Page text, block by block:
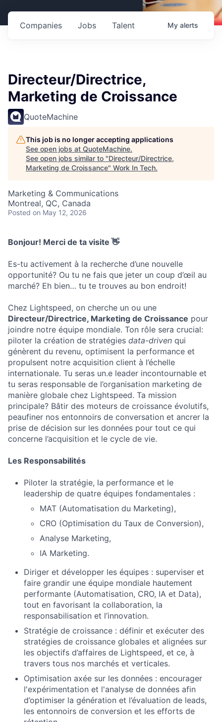
Jobs
Companies Talent My alerts
Directeur/Directrice,
Marketing de Croissance
QuoteMachine
This job is no longer accepting applications
See open jobs at QuoteMachine.
See open jobs similar to "Directeur/Directrice,
Marketing de Croissance" Work In Tech.
Marketing & Communications
Montreal, QC, Canada
Posted on May 12, 2026
Bonjour! Merci de ta visite 👋
Es-tu activement à la recherche d’une nouvelle
opportunité? Ou tu ne fais que jeter un coup d’œil au
marché? Eh bien… tu te trouves au bon endroit!
Chez Lightspeed, on cherche un ou une
Directeur/Directrice, Marketing de Croissance pour
joindre notre équipe mondiale. Ton rôle sera crucial:
piloter la création de stratégies data-driven qui
génèrent du revenu, optimisent la performance et
propulsent notre acquisition client à l’échelle
internationale. Tu seras un.e leader incontournable et
tu seras responsable de l’organisation marketing de
manière globale chez Lightspeed. Ta mission
principale? Bâtir des moteurs de croissance évolutifs,
peaufiner nos entonnoirs de conversation et ancrer la
prise de décision sur les données pour tout ce qui
concerne l’acquisition et le cycle de vie.
Les Responsabilités
Piloter la stratégie, la performance et le
leadership de quatre équipes fondamentales :
MAT (Automatisation du Marketing),
CRO (Optimisation du Taux de Conversion),
Analyse Marketing,
IA Marketing.
Diriger et développer les équipes : superviser et
faire grandir une équipe mondiale hautement
performante (Automatisation, CRO, IA et Data),
tout en favorisant la collaboration, la
responsabilisation et l’innovation.
Stratégie de croissance : définir et exécuter des
stratégies de croissance globales et alignées sur
les objectifs d’affaires de Lightspeed, et ce, à
travers tous nos marchés et verticales.
Optimisation axée sur les données : encourager
l'expérimentation et l'analyse de données afin
d’optimiser la génération et l’évaluation de leads,
les entonnoirs de conversion et les efforts de